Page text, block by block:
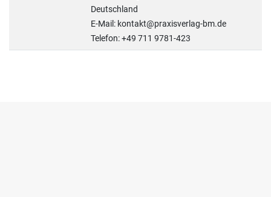
Deutschland
E-Mail: kontakt@praxisverlag-bm.de
Telefon: +49 711 9781-423